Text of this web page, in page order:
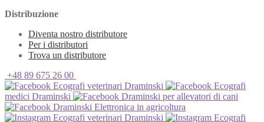
Distribuzione
Diventa nostro distributore
Per i distributori
Trova un distributore
+48 89 675 26 00
Ecografi veterinari Draminski
Ecografi
medici Draminski
Draminski per allevatori di cani
Draminski Elettronica in agricoltura
Ecografi veterinari Draminski
Ecografi